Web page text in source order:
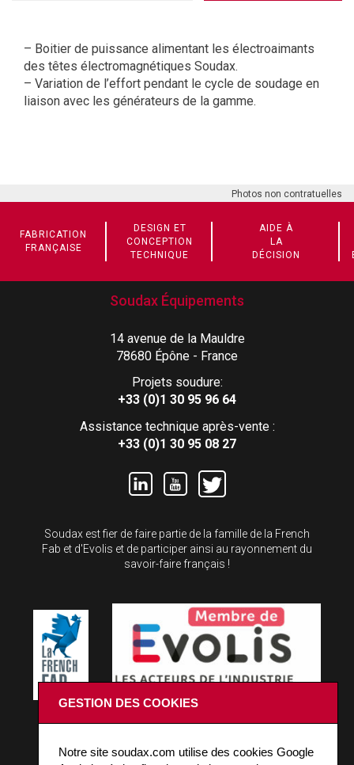
– Boitier de puissance alimentant les électroaimants
des têtes électromagnétiques Soudax.
– Variation de l’effort pendant le cycle de soudage en
liaison avec les générateurs de la gamme.
Photos non contratuelles
FABRICATION
FRANÇAISE
DESIGN ET
CONCEPTION
TECHNIQUE
AIDE À
LA
DÉCISION
Soudax Équipements
14 avenue de la Mauldre
78680 Épône - France
Projets soudure:
+33 (0)1 30 95 96 64
Assistance technique après-vente :
+33 (0)1 30 95 08 27
Soudax est fier de faire partie de la famille de la French
Fab et d'Evolis et de participer ainsi au rayonnement du
savoir-faire français !
RESTONS CONNECTÉS !
GESTION DES COOKIES
Notre site soudax.com utilise des cookies Google